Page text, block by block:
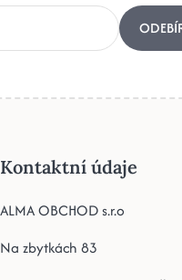
Kontaktní údaje
ALMA OBCHOD s.r.o
Na zbytkách 83